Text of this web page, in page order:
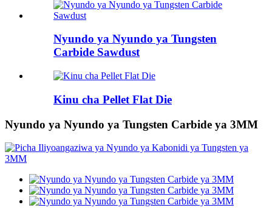
Nyundo ya Nyundo ya Tungsten
Carbide Sawdust
Kinu cha Pellet Flat Die
Nyundo ya Nyundo ya Tungsten Carbide ya 3MM